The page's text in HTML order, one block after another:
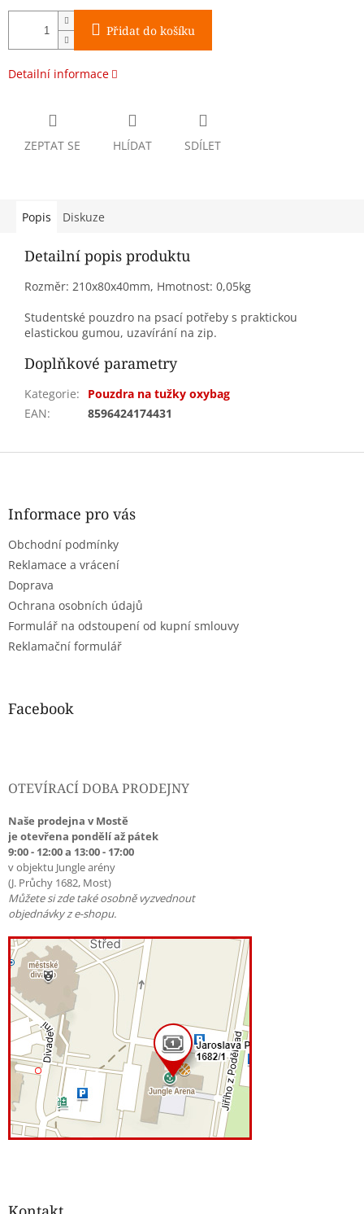
Přidat do košíku
Detailní informace
ZEPTAT SE HLÍDAT SDÍLET
Popis Diskuze
Detailní popis produktu
Rozměr: 210x80x40mm, Hmotnost: 0,05kg
Studentské pouzdro na psací potřeby s praktickou
elastickou gumou, uzavírání na zip.
Doplňkové parametry
Kategorie:
Pouzdra na tužky oxybag
EAN: 8596424174431
Z
Informace pro vás
Obchodní podmínky
Reklamace a vrácení
Doprava
Ochrana osobních údajů
Formulář na odstoupení od kupní smlouvy
Reklamační formulář
Facebook
OTEVÍRACÍ DOBA PRODEJNY
Naše prodejna v Mostě
je otevřena pondělí až pátek
9:00 - 12:00 a 13:00 - 17:00
v objektu Jungle arény
(J. Průchy 1682, Most)
Můžete si zde také osobně vyzvednout
objednávky z e-shopu.